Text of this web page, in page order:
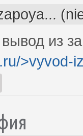
вывод из
>vyvod-